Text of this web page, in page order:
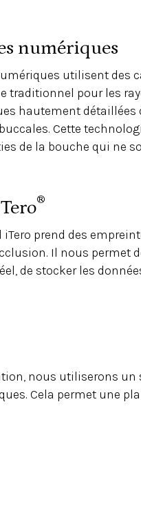
numériques
utilisent des
traditionnel pour les
hautement détaillées
Cette
de la bouche qui ne
®
prend des
Il nous permet
de stocker les
nous utiliserons un
Cela permet une